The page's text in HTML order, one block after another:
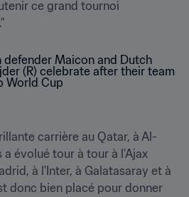
ce grand tournoi
carrière au Qatar, à Al-
a évolué tour à tour à l'Ajax
à l'Inter, à Galatasaray et à
donc bien placé pour donner